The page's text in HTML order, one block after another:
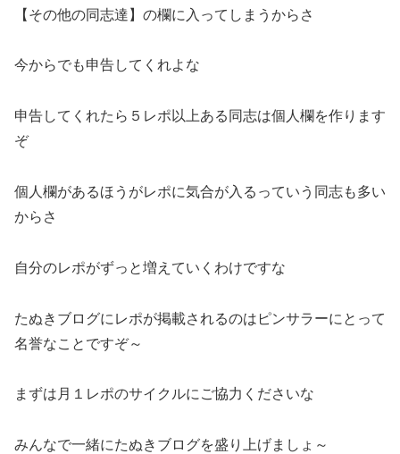
【その他の同志達】の欄に入ってしまうからさ
今からでも申告してくれよな
申告してくれたら５レポ以上ある同志は個人欄を作ります
ぞ
個人欄があるほうがレポに気合が入るっていう同志も多い
からさ
自分のレポがずっと増えていくわけですな
たぬきブログにレポが掲載されるのはピンサラーにとって
名誉なことですぞ～
まずは月１レポのサイクルにご協力くださいな
みんなで一緒にたぬきブログを盛り上げましょ～